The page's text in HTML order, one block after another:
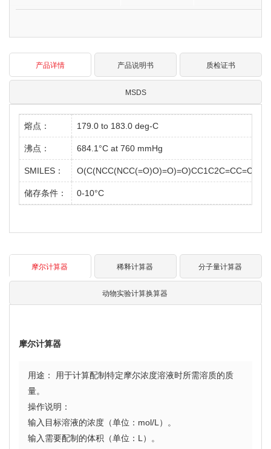
产品详情 产品说明书 质检证书
MSDS
熔点： 179.0 to 183.0 deg-C
沸点： 684.1°C at 760 mmHg
SMILES：
储存条件： 0-10°C
摩尔计算器 稀释计算器 分子量计算器
动物实验计算换算器
摩尔计算器
用途： 用于计算配制特定摩尔浓度溶液时所需溶质的质
量。
操作说明：
输入目标溶液的浓度（单位：mol/L）。
输入需要配制的体积（单位：L）。